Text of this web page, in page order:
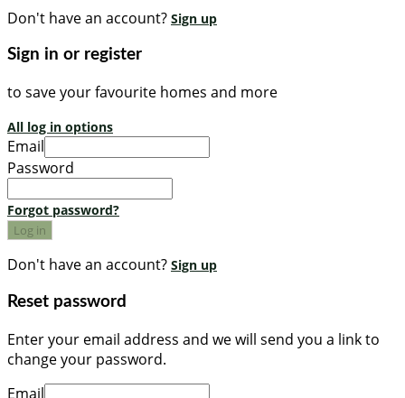
Don't have an account? Sign up
Sign in or register
to save your favourite homes and more
All log in options
Email
Password
Forgot password?
Log in
Don't have an account? Sign up
Reset password
Enter your email address and we will send you a link to
change your password.
Email